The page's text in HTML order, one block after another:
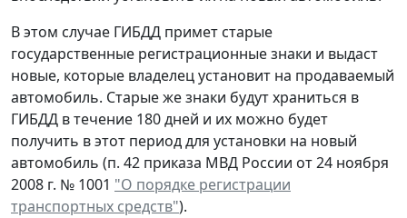
В этом случае ГИБДД примет старые
государственные регистрационные знаки и выдаст
новые, которые владелец установит на продаваемый
автомобиль. Старые же знаки будут храниться в
ГИБДД в течение 180 дней и их можно будет
получить в этот период для установки на новый
автомобиль (п. 42 приказа МВД России от 24 ноября
2008 г. № 1001 "О порядке регистрации
транспортных средств").